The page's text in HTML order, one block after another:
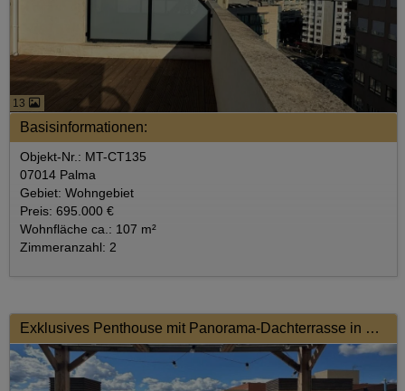
13
Basisinformationen:
Objekt-Nr.: MT-CT135
07014 Palma
Gebiet: Wohngebiet
Preis: 695.000 €
Wohnfläche ca.: 107 m²
Zimmeranzahl: 2
Exklusives Penthouse mit Panorama-Dachterrasse in Portitxol